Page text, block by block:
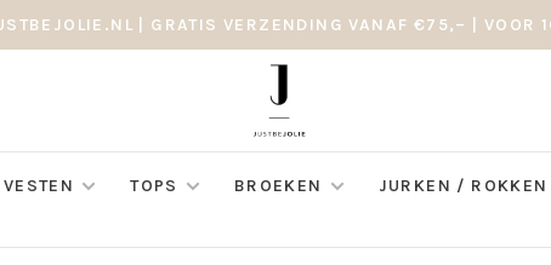
| GRATIS VERZENDING VANAF €75,– | VOOR
TOPS BROEKEN JURKEN / ROKKEN